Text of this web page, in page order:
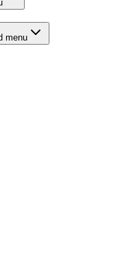
menu